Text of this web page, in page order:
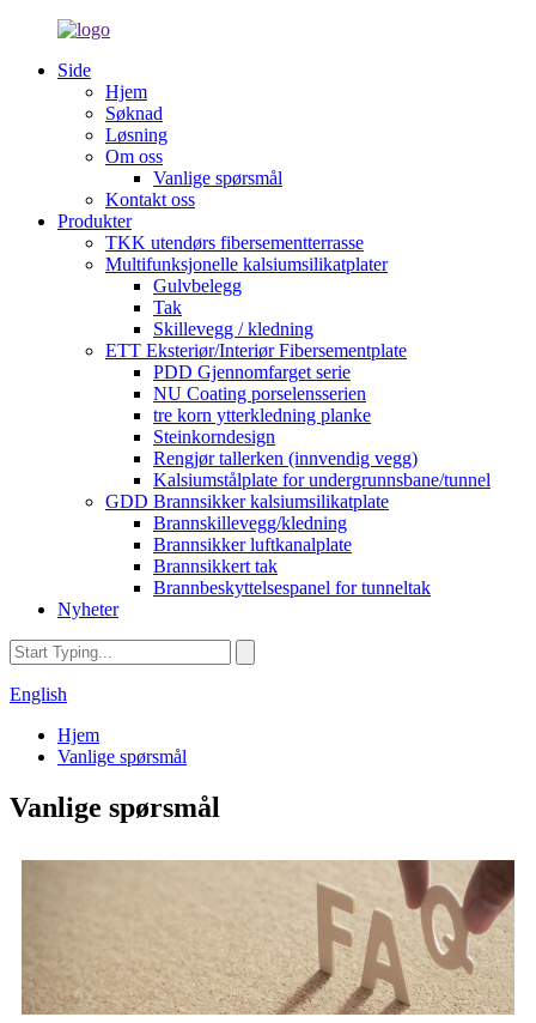
Side
Hjem
Søknad
Løsning
Om oss
Vanlige spørsmål
Kontakt oss
Produkter
TKK utendørs fibersementterrasse
Multifunksjonelle kalsiumsilikatplater
Gulvbelegg
Tak
Skillevegg / kledning
ETT Eksteriør/Interiør Fibersementplate
PDD Gjennomfarget serie
NU Coating porselensserien
tre korn ytterkledning planke
Steinkorndesign
Rengjør tallerken (innvendig vegg)
Kalsiumstålplate for undergrunnsbane/tunnel
GDD Brannsikker kalsiumsilikatplate
Brannskillevegg/kledning
Brannsikker luftkanalplate
Brannsikkert tak
Brannbeskyttelsespanel for tunneltak
Nyheter
English
Hjem
Vanlige spørsmål
Vanlige spørsmål